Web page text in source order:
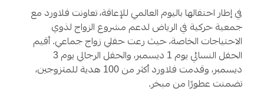
في إطار احتفالها باليوم العالمي للإعاقة، تعاونت فلاورد مع
جمعية حركية في الرياض لدعم مشروع الزواج لذوي
الاحتياجات الخاصة، حيث رعت حفلي زواج جماعي. أقيم
الحفل النسائي يوم 1 ديسمبر، والحفل الرجالي يوم 3
ديسمبر، وقدمت فلاورد أكثر من 100 هدية للمتزوجين،
تضمنت عطورًا من مبخر.